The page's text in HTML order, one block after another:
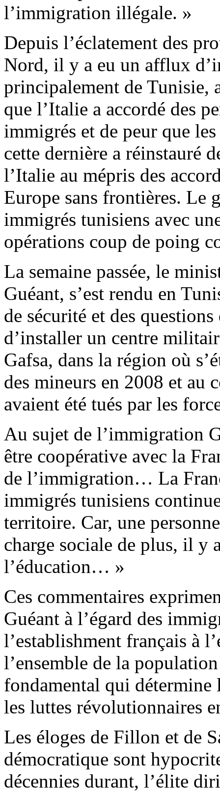
l’immigration illégale. »
Depuis l’éclatement des
Nord, il y a eu un afflux
principalement de Tunisie,
que l’Italie a accordé des
immigrés et de peur que
cette dernière a réinstauré
l’Italie au mépris des
Europe sans frontières. Le
immigrés tunisiens avec
opérations coup de poing
La semaine passée, le
Guéant, s’est rendu en
de sécurité et des
d’installer un centre
Gafsa, dans la région où
des mineurs en 2008 et au
avaient été tués par les
Au sujet de l’immigration
être coopérative avec la
de l’immigration… La
immigrés tunisiens
territoire. Car, une
charge sociale de plus, il y
l’éducation… »
Ces commentaires
Guéant à l’égard des
l’establishment français à
l’ensemble de la
fondamental qui
les luttes révolutionnaires
Les éloges de Fillon et de
démocratique sont
décennies durant, l’élite